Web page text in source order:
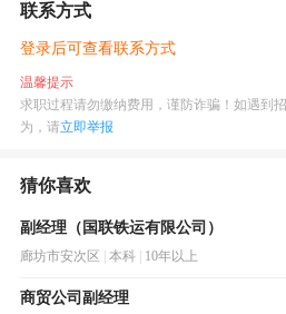
联系方式
登录后可查看联系方式
温馨提示
求职过程请勿缴纳费用，谨防诈骗！如遇到
为，请立即举报
猜你喜欢
副经理（国联铁运有限公司）
廊坊市安次区 本科 10年以上
商贸公司副经理